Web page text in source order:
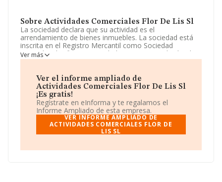
Sobre Actividades Comerciales Flor De Lis Sl
La sociedad declara que su actividad es el
arrendamiento de bienes inmuebles. La sociedad está
inscrita en el Registro Mercantil como Sociedad
Limitada. Clasifica su actividad CNAE como 'Alquiler de
bienes inmobiliarios por cuenta propia', código 6820. La
Para llamar las oficinas se puede hacer a través del
número 965383700 y su email es
piherrmillan@gmail.com.
La empresaActividades Comerciales Flor de Lis S.L
con CIF B03979499, se encuentra en Calle Rey Juan
Carlos I núm. 30, (03600), Elda, Alicante, Comunidad
Ver más
Ver el informe ampliado de
Actividades Comerciales Flor De Lis Sl
¡Es gratis!
Regístrate en eInforma y te regalamos el
Informe Ampliado de esta empresa.
VER INFORME AMPLIADO DE
ACTIVIDADES COMERCIALES FLOR DE
LIS SL